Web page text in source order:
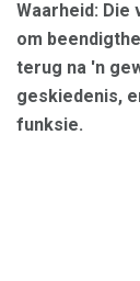
Waarheid:
om
terug na 'n
geskiedenis,
funksie.